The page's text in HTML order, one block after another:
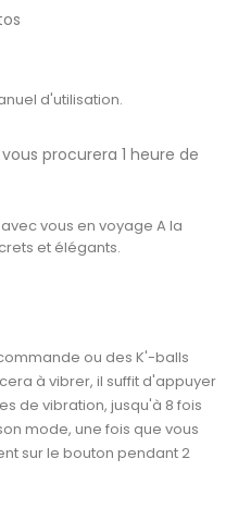
d'utilisation.
procurera 1 heure de
vous en voyage A la
et élégants.
ou des K'-balls
à vibrer, il suffit d'appuyer
de vibration, jusqu'à 8 fois
mode, une fois que vous
sur le bouton pendant 2